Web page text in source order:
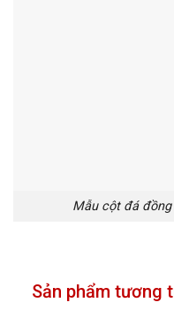
Mẫu cột đá
Sản phẩm tương